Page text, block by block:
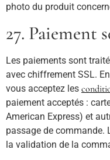
photo du produit
27. Paiement
Les paiements sont
avec chiffrement SSL.
vous acceptez les
paiement acceptés :
American Express) et
passage de commande.
la validation de la